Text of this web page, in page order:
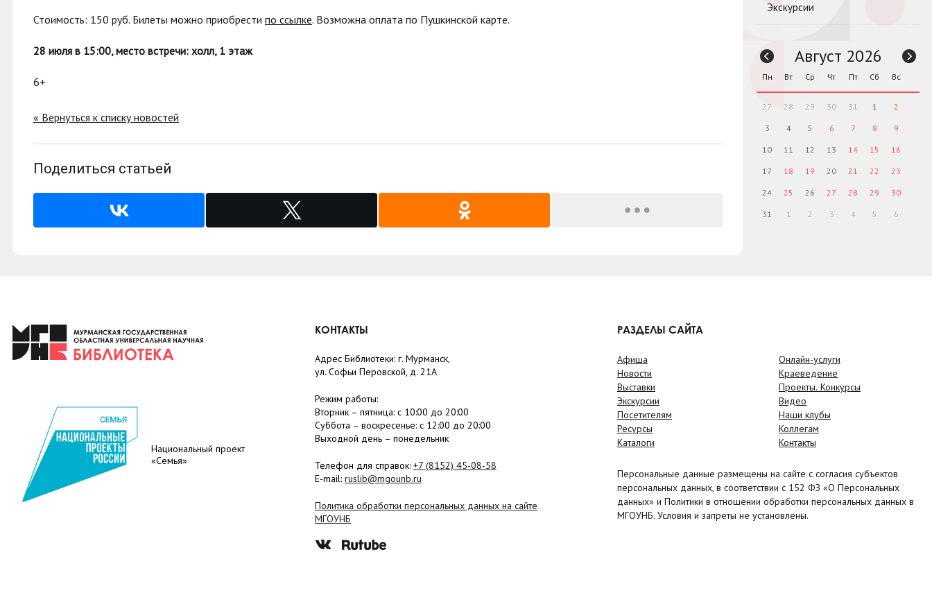
Стоимость: 150 руб. Билеты можно приобрести по ссылке. Возможна оплата по Пушкинской карте.
28 июля в 15:00, место встречи: холл, 1 этаж
6+
« Вернуться к списку новостей
Поделиться статьей
Экскурсии
Август 2026
Пн Вт Ср Чт Пт Сб Вс
27 28 29 30 31 1 2
3 4 5 6 7 8 9
10 11 12 13 14 15 16
17 18 19 20 21 22 23
24 25 26 27 28 29 30
31 1 2 3 4 5 6
Национальный проект
«Семья»
КОНТАКТЫ
Адрес Библиотеки: г. Мурманск,
ул. Софьи Перовской, д. 21А
Режим работы:
Вторник – пятница: с 10:00 до 20:00
Суббота – воскресенье: c 12:00 до 20:00
Выходной день – понедельник
Телефон для справок: +7 (8152) 45-08-58
E-mail: ruslib@mgounb.ru
Политика обработки персональных данных на сайте
МГОУНБ
РАЗДЕЛЫ САЙТА
Афиша
Новости
Выставки
Экскурсии
Посетителям
Ресурсы
Каталоги
Онлайн-услуги
Краеведение
Проекты. Конкурсы
Видео
Наши клубы
Коллегам
Контакты
Персональные данные размещены на сайте с согласия субъектов
персональных данных, в соответствии с 152 ФЗ «О Персональных
данных» и Политики в отношении обработки персональных данных в
МГОУНБ. Условия и запреты не установлены.